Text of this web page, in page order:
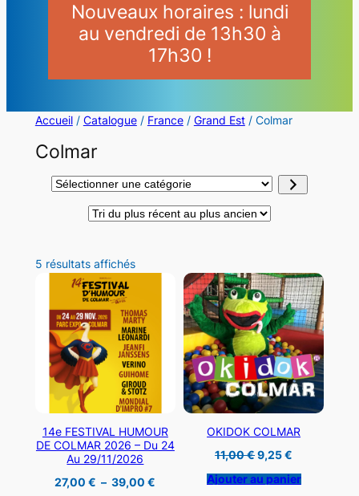
Nouveaux horaires : lundi
au vendredi de 13h30 à
17h30 !
Accueil/ Catalogue/ France/ Grand Est/ Colmar
Colmar
Sélectionner
catégorie
5 résultats affichésTrié
récent
au
plus
ancien
14e FESTIVAL HUMOUR
DE COLMAR 2026 – Du 24
Au 29/11/2026
27,00€ – 39,00€
OKIDOK COLMAR
11,00€Le
prix
initial
était :
9,25€
actuel
est :
Ajouter au panier